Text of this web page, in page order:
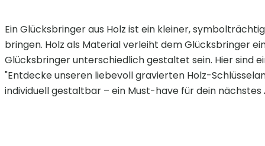
Ein Glücksbringer aus Holz ist ein kleiner,
bringen. Holz als Material verleiht dem Glücksbringer
Glücksbringer unterschiedlich gestaltet sein. Hier sind
"Entdecke unseren liebevoll gravierten Holz-
individuell gestaltbar – ein Must-have für dein nächstes